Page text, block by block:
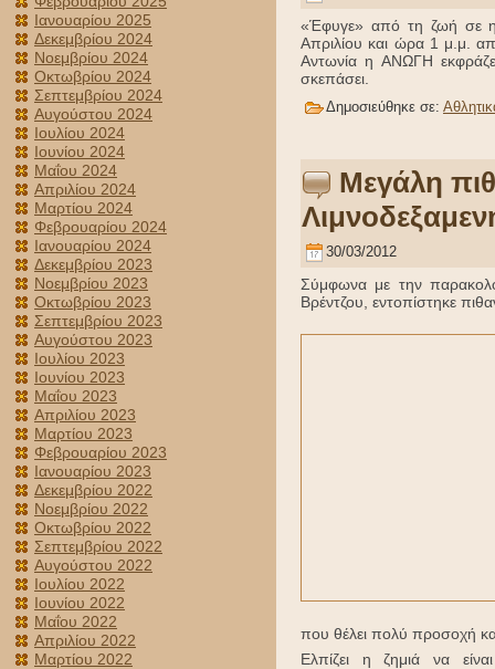
Ιανουαρίου 2025
Δεκεμβρίου 2024
Νοεμβρίου 2024
Οκτωβρίου 2024
Σεπτεμβρίου 2024
Αυγούστου 2024
Ιουλίου 2024
Ιουνίου 2024
Μαΐου 2024
Απριλίου 2024
Μαρτίου 2024
Φεβρουαρίου 2024
Ιανουαρίου 2024
Δεκεμβρίου 2023
Νοεμβρίου 2023
Οκτωβρίου 2023
Σεπτεμβρίου 2023
Αυγούστου 2023
Ιουλίου 2023
Ιουνίου 2023
Μαΐου 2023
Απριλίου 2023
Μαρτίου 2023
Φεβρουαρίου 2023
Ιανουαρίου 2023
Δεκεμβρίου 2022
Νοεμβρίου 2022
Οκτωβρίου 2022
Σεπτεμβρίου 2022
Αυγούστου 2022
Ιουλίου 2022
Ιουνίου 2022
Μαΐου 2022
Απριλίου 2022
Μαρτίου 2022
«Έφυγε» από τη ζωή σε
Απριλίου και ώρα 1 μ.μ.
Αντωνία η ΑΝΩΓΗ
σκεπάσει.
Δημοσιεύθηκε σε:
Μεγάλη
30/03/2012
Σύμφωνα με την
Βρέντζου, εντοπίστηκε
που θέλει πολύ προσοχή
Ελπίζει η ζημιά να